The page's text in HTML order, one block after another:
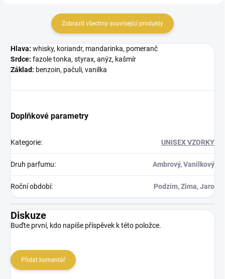
Zobrazit všechny související produkty
Hlava: whisky, koriandr, mandarinka, pomeranč
Srdce: fazole tonka, styrax, anýz, kašmír
Základ: benzoin, pačuli, vanilka
Doplňkové parametry
Kategorie: UNISEX VZORKY
Druh parfumu: Ambrový, Vanilkový
Roční období: Podzim, Zima, Jaro
Diskuze
Buďte první, kdo napíše příspěvek k této položce.
Přidat komentář